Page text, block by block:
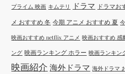
プライム 映画 キムテリ ドラマ ドラマお
メ おすすめ 冬 今期 アニメ おすすめ 夏
映画おすすめ netflix アニメ 映画おすすめ 感
ング 映画ランキング ホラー 映画ランキン
映画紹介 海外ドラマ 海外ドラマ